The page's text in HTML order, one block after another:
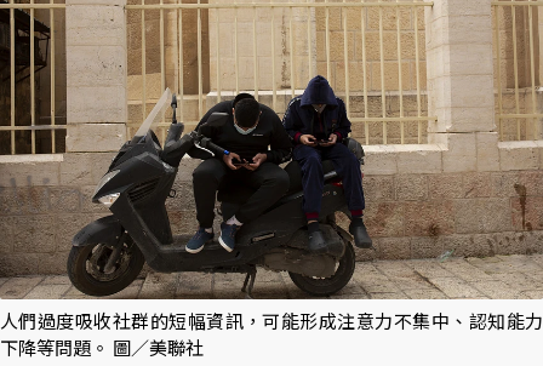
人們過度吸收社群的短幅資訊，可能形成注意力不集中、認知能力
下降等問題。 圖／美聯社